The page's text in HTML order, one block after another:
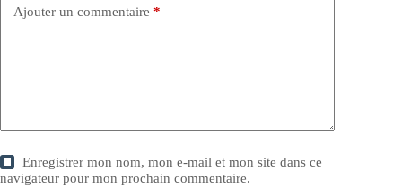
Ajouter un commentaire *
Enregistrer mon nom, mon e-mail et mon site dans ce
navigateur pour mon prochain commentaire.